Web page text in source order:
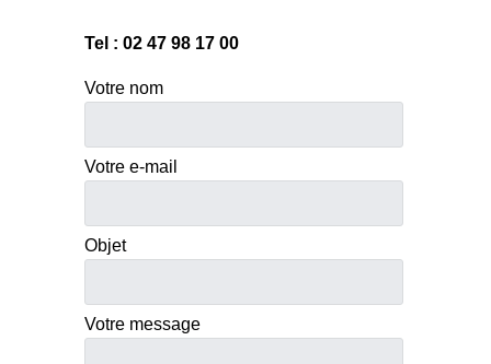
Tel : 02 47 98 17 00
Votre nom
Votre e-mail
Objet
Votre message